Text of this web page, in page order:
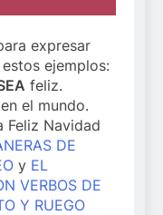
expresar
ejemplos:
feliz.
el mundo.
Feliz Navidad
DE
y EL
VERBOS DE
Y RUEGO